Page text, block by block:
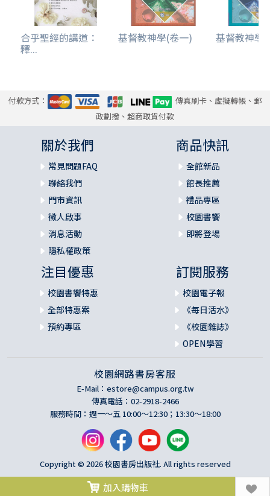
合乎聖經的講道：
釋...
基督教神學(卷一) 基督教神學
付款方式：
傳真刷卡、虛擬轉帳、郵
政劃撥、超商取貨付款
關於我們
常見問題FAQ
聯絡我們
門市資訊
徵人啟事
消息活動
隱私權政策
商品快訊
全館新品
館長推薦
禮品專區
校園書饗
即將登場
注目優惠
校園書饗特惠
全部特惠案
預約專區
訂閱服務
校園電子報
《每日活水》
《校園雜誌》
OPEN學習
校園網路書房客服
E-Mail： estore@campus.org.tw
傳真電話：02-2918-2466
服務時間：週一～五 10:00～12:30；13:30～18:00
Copyright © 2026 校園書房出版社. All rights reserved
加入購物車